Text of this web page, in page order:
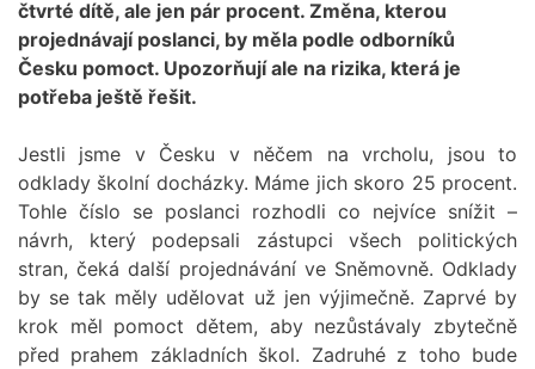
čtvrté dítě, ale jen pár procent. Změna, kterou
projednávají poslanci, by měla podle odborníků
Česku pomoct. Upozorňují ale na rizika, která je
potřeba ještě řešit.
Jestli jsme v Česku v něčem na vrcholu, jsou to
odklady školní docházky. Máme jich skoro 25 procent.
Tohle číslo se poslanci rozhodli co nejvíce snížit –
návrh, který podepsali zástupci všech politických
stran, čeká další projednávání ve Sněmovně. Odklady
by se tak měly udělovat už jen výjimečně. Zaprvé by
krok měl pomoct dětem, aby nezůstávaly zbytečně
před prahem základních škol. Zadruhé z toho bude